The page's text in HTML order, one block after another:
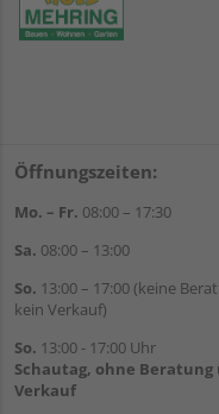
Öffnungszeiten:
Mo. – Fr. 08:00 – 17:30
Sa. 08:00 – 13:00
So. 13:00 – 17:00 (keine
kein Verkauf)
So. 13:00 - 17:00 Uhr
Schautag, ohne Beratung
Verkauf